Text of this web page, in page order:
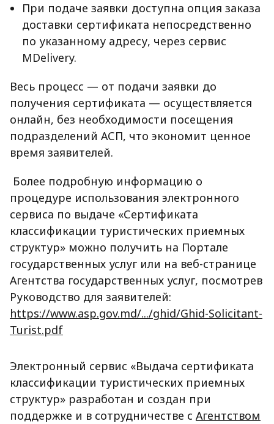
При подаче заявки доступна опция заказа
доставки сертификата непосредственно
по указанному адресу, через сервис
MDelivery.
Весь процесс — от подачи заявки до
получения сертификата — осуществляется
онлайн, без необходимости посещения
подразделений АСП, что экономит ценное
время заявителей.
Более подробную информацию о
процедуре использования электронного
сервиса по выдаче «Сертификата
классификации туристических приемных
структур» можно получить на Портале
государственных услуг или на веб-странице
Агентства государственных услуг, посмотрев
Руководство для заявителей:
https://www.asp.gov.md/.../ghid/Ghid-Solicitant-
Turist.pdf
Электронный сервис «Выдача сертификата
классификации туристических приемных
структур» разработан и создан при
поддержке и в сотрудничестве с Агентством